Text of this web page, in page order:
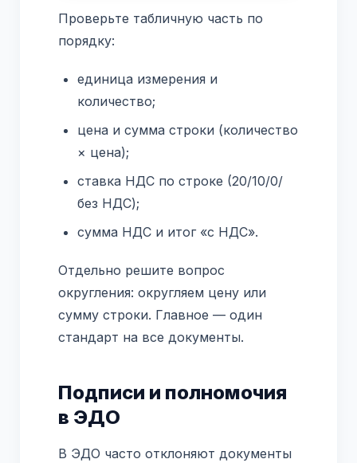
Проверьте табличную часть по
порядку:
единица измерения и
количество;
цена и сумма строки (количество
× цена);
ставка НДС по строке (20/10/0/
без НДС);
сумма НДС и итог «с НДС».
Отдельно решите вопрос
округления: округляем цену или
сумму строки. Главное — один
стандарт на все документы.
Подписи и полномочия
в ЭДО
В ЭДО часто отклоняют документы